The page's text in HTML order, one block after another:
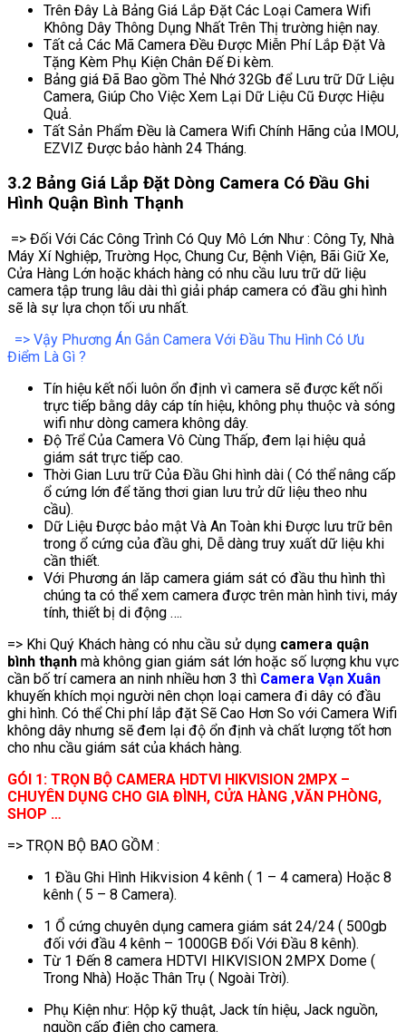
Trên Đây Là Bảng Giá Lắp Đặt Các Loại Camera Wifi
Không Dây Thông Dụng Nhất Trên Thị trường hiện nay.
Tất cả Các Mã Camera Đều Được Miễn Phí Lắp Đặt Và
Tặng Kèm Phụ Kiện Chân Đế Đi kèm.
Bảng giá Đã Bao gồm Thẻ Nhớ 32Gb để Lưu trữ Dữ Liệu
Camera, Giúp Cho Việc Xem Lại Dữ Liệu Cũ Được Hiệu
Quả.
Tất Sản Phẩm Đều là Camera Wifi Chính Hãng của IMOU,
EZVIZ Được bảo hành 24 Tháng.
3.2 Bảng Giá Lắp Đặt Dòng Camera Có Đầu Ghi
Hình Quận Bình Thạnh
=> Đối Với Các Công Trình Có Quy Mô Lớn Như : Công Ty, Nhà
Máy Xí Nghiệp, Trường Học, Chung Cư, Bệnh Viện, Bãi Giữ Xe,
Cửa Hàng Lớn hoặc khách hàng có nhu cầu lưu trữ dữ liệu
camera tập trung lâu dài thì giải pháp camera có đầu ghi hình
sẽ là sự lựa chọn tối ưu nhất.
=> Vậy Phương Án Gắn Camera Với Đầu Thu Hình Có Ưu
Điểm Là Gì ?
Tín hiệu kết nối luôn ổn định vì camera sẽ được kết nối
trực tiếp bằng dây cáp tín hiệu, không phụ thuộc và sóng
wifi như dòng camera không dây.
Độ Trể Của Camera Vô Cùng Thấp, đem lại hiệu quả
giám sát trực tiếp cao.
Thời Gian Lưu trữ Của Đầu Ghi hình dài ( Có thể nâng cấp
ổ cứng lớn để tăng thơi gian lưu trử dữ liệu theo nhu
cầu).
Dữ Liệu Được bảo mật Và An Toàn khi Được lưu trữ bên
trong ổ cứng của đầu ghi, Dễ dàng truy xuất dữ liệu khi
cần thiết.
Với Phương án lăp camera giám sát có đầu thu hình thì
chúng ta có thể xem camera được trên màn hình tivi, máy
tính, thiết bị di động ….
=> Khi Quý Khách hàng có nhu cầu sử dụng camera quận
bình thạnh mà không gian giám sát lớn hoặc số lượng khu vực
cần bố trí camera an ninh nhiều hơn 3 thì Camera Vạn Xuân
khuyến khích mọi người nên chọn loại camera đi dây có đầu
ghi hình. Có thể Chi phí lắp đặt Sẽ Cao Hơn So với Camera Wifi
không dây nhưng sẽ đem lại độ ổn định và chất lượng tốt hơn
cho nhu cầu giám sát của khách hàng.
GÓI 1: TRỌN BỘ CAMERA HDTVI HIKVISION 2MPX –
CHUYÊN DỤNG CHO GIA ĐÌNH, CỬA HÀNG ,VĂN PHÒNG,
SHOP …
=> TRỌN BỘ BAO GỒM :
1 Đầu Ghi Hình Hikvision 4 kênh ( 1 – 4 camera) Hoặc 8
kênh ( 5 – 8 Camera).
1 Ổ cứng chuyên dụng camera giám sát 24/24 ( 500gb
đối với đầu 4 kênh – 1000GB Đối Với Đầu 8 kênh).
Từ 1 Đến 8 camera HDTVI HIKVISION 2MPX Dome (
Trong Nhà) Hoặc Thân Trụ ( Ngoài Trời).
Phụ Kiện như: Hộp kỹ thuật, Jack tín hiệu, Jack nguồn,
nguồn cấp điện cho camera.